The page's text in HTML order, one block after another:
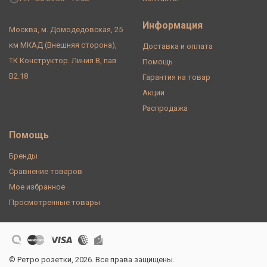
Москва, м. Домодедовская, 25
км МКАД (Внешняя сторона),
ТК Конструктор. Линия В, пав
В2.18
Информация
Доставка и оплата
Помощь
Гарантия на товар
Акции
Распродажа
Помощь
Бренды
Сравнение товаров
Мое избранное
Просмотренные товары
© Ретро розетки, 2026. Все права защищены.